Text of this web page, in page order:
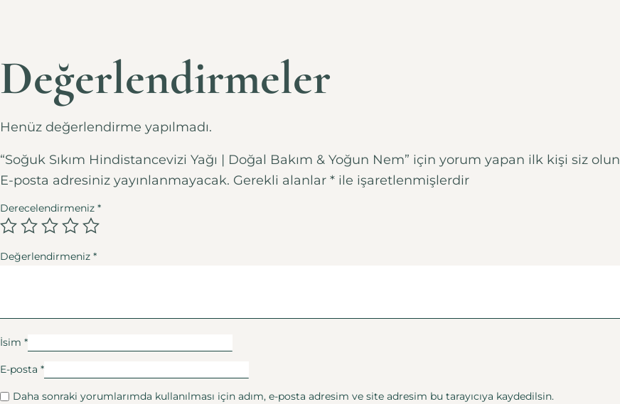
Değerlendirmeler
Henüz değerlendirme yapılmadı.
“Soğuk Sıkım Hindistancevizi Yağı | Doğal Bakım & Yoğun Nem” için yorum yapan ilk kişi siz olun
E-posta adresiniz yayınlanmayacak. Gerekli alanlar * ile işaretlenmişlerdir
Derecelendirmeniz *
Değerlendirmeniz *
İsim *
E-posta *
Daha sonraki yorumlarımda kullanılması için adım, e-posta adresim ve site adresim bu tarayıcıya kaydedilsin.